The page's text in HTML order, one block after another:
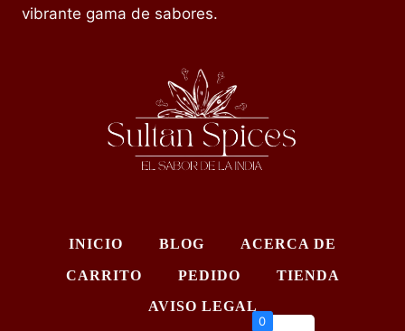
vibrante gama de sabores.
INICIO BLOG ACERCA DE
CARRITO PEDIDO TIENDA
AVISO LEGAL
0